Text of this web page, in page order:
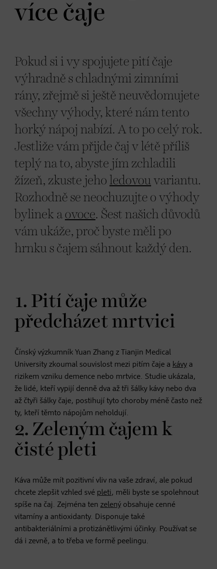
více čaje
Pokud si i vy spojujete pití čaje
výhradně s chladnými zimními
rány, zřejmě si ještě neuvědomujete
všechny výhody, které nám tento
horký nápoj nabízí. A to po celý rok.
Jestliže vám přijde čaj v létě příliš
teplý na to, abyste jím zchladili
žízeň, zkuste jeho ledovou variantu.
Rozhodně se neochuzujte o výhody
bylinek a ovoce. Šest našich důvodů
vám ukáže, proč byste měli po
hrnku s čajem sáhnout každý den.
1. Pití čaje může
předcházet mrtvici
Čínský výzkumník Yuan Zhang z Tianjin Medical
University zkoumal souvislost mezi pitím čaje a kávy a
rizikem vzniku demence nebo mrtvice. Studie ukázala,
že lidé, kteří vypijí denně dva až tři šálky kávy nebo dva
až čtyři šálky čaje, postihují tyto choroby méně často než
ty, kteří těmto nápojům neholdují.
2. Zeleným čajem k
čisté pleti
Káva může mít pozitivní vliv na vaše zdraví, ale pokud
chcete zlepšit vzhled své pleti, měli byste se spolehnout
spíše na čaj. Zejména ten zelený obsahuje cenné
vitamíny a antioxidanty. Disponuje také
antibakteriálními a protizánětlivými účinky. Používat se
dá i zevně, a to třeba ve formě peelingu.